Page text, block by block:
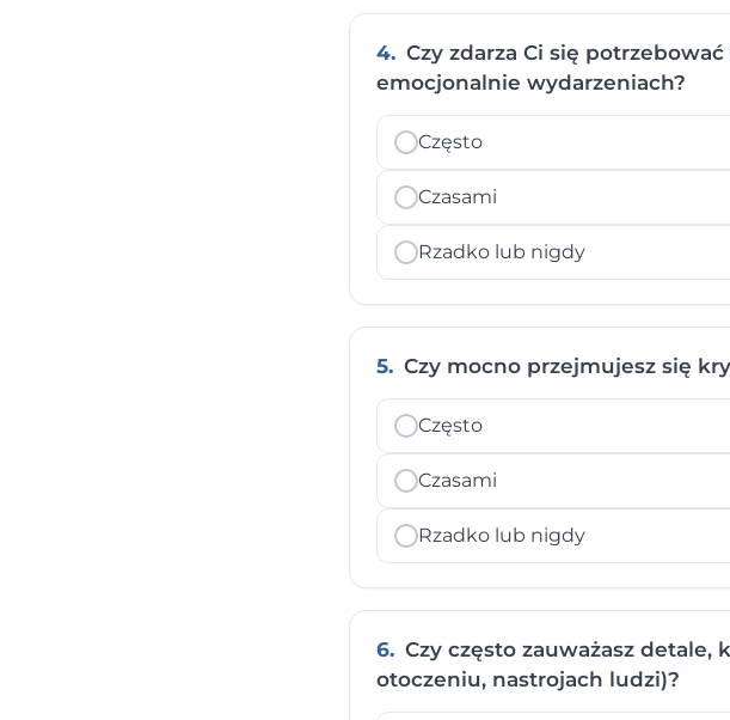
4. Czy zdarza Ci się
emocjonalnie wydarzeniach?
Często
Czasami
Rzadko lub nigdy
5. Czy mocno przejmujesz się
Często
Czasami
Rzadko lub nigdy
6. Czy często zauważasz
otoczeniu, nastrojach ludzi)?